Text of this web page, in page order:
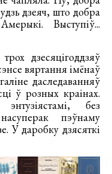
дзеяч, што добра
Выступіў...
дзесяцігоддзяў
вяртання імёнаў
даследаванняў
ў розных краінах.
без
пэўнаму
У даробку дзясяткі